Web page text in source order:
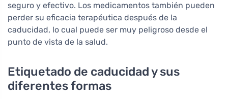
seguro y efectivo. Los medicamentos también pueden
perder su eficacia terapéutica después de la
caducidad, lo cual puede ser muy peligroso desde el
punto de vista de la salud.
Etiquetado de caducidad y sus
diferentes formas